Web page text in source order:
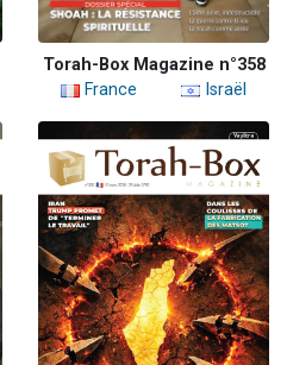
Torah-Box Magazine n°358
France
Israël